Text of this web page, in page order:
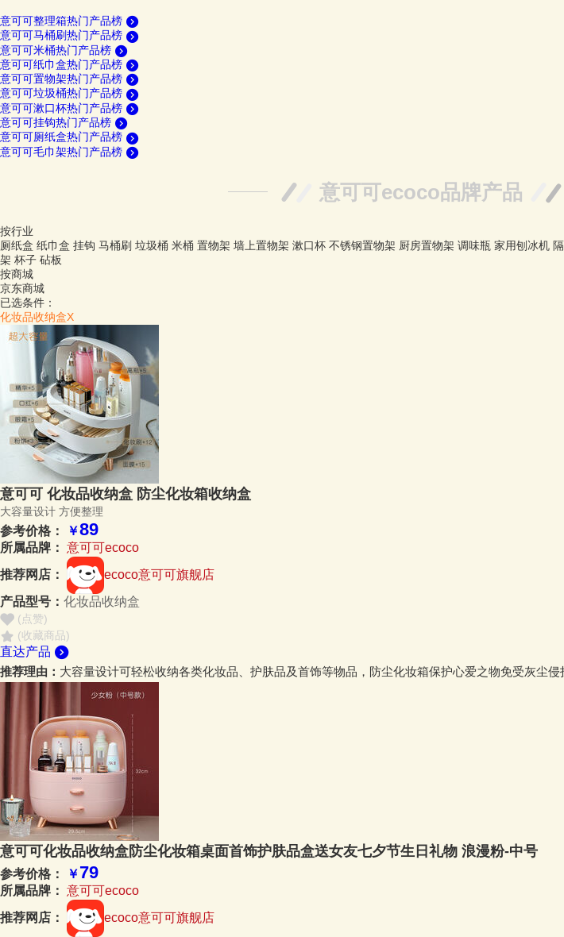
意可可整理箱热门产品榜
意可可马桶刷热门产品榜
意可可米桶热门产品榜
意可可纸巾盒热门产品榜
意可可置物架热门产品榜
意可可垃圾桶热门产品榜
意可可漱口杯热门产品榜
意可可挂钩热门产品榜
意可可厕纸盒热门产品榜
意可可毛巾架热门产品榜
意可可ecoco品牌产品
按行业
厕纸盒 纸巾盒 挂钩 马桶刷 垃圾桶 米桶 置物架 墙上置物架 漱口杯 不锈钢置物架 厨房置物架 调味瓶 家用刨冰机
架 杯子 砧板
按商城
京东商城
已选条件：
化妆品收纳盒X
意可可 化妆品收纳盒 防尘化妆箱收纳盒
大容量设计 方便整理
参考价格： ￥89
所属品牌： 意可可ecoco
推荐网店：
ecoco意可可旗舰店
产品型号： 化妆品收纳盒
(点赞)
(收藏商品)
直达产品
推荐理由： 大容量设计可轻松收纳各类化妆品、护肤品及首饰等物品，防尘化妆箱保护心爱之物免受灰尘侵
意可可化妆品收纳盒防尘化妆箱桌面首饰护肤品盒送女友七夕节生日礼物 浪漫粉-中号
参考价格： ￥79
所属品牌： 意可可ecoco
推荐网店：
ecoco意可可旗舰店